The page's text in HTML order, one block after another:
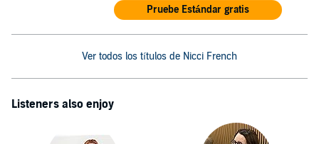
Pruebe Estándar gratis
Ver todos los títulos de Nicci French
Listeners also enjoy